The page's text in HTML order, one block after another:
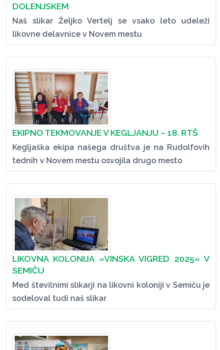
DOLENJSKEM
Naš slikar Željko Vertelj se vsako leto udeleži
likovne delavnice v Novem mestu
EKIPNO TEKMOVANJE V KEGLJANJU – 18. RTŠ
Kegljaška ekipa našega društva je na Rudolfovih
tednih v Novem mestu osvojila drugo mesto
LIKOVNA KOLONIJA »VINSKA VIGRED 2025« V
SEMIČU
Med številnimi slikarji na likovni koloniji v Semiču je
sodeloval tudi naš slikar